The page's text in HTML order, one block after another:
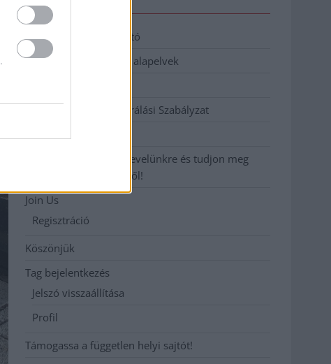
Adatkezelési tájékoztató
Etikai és függetlenségi alapelvek
Hozzászólási és Moderálási Szabályzat
Iratkozzon fel heti hírlevelünkre és tudjon meg
még többet megyénkről!
Join Us
Regisztráció
Köszönjük
Tag bejelentkezés
Jelszó visszaállítása
Profil
Támogassa a független helyi sajtót!